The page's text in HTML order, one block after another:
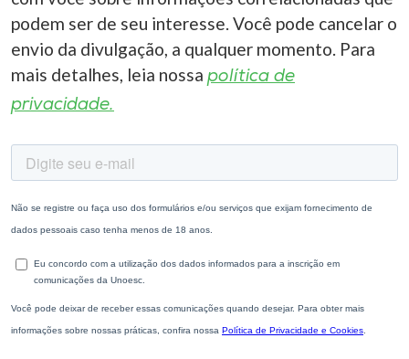
podem ser de seu interesse. Você pode cancelar o
envio da divulgação, a qualquer momento. Para
mais detalhes, leia nossa política de
privacidade.